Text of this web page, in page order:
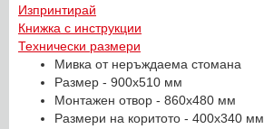
Изпринтирай
Книжка с инструкции
Технически размери
Мивка от неръждаема стомана
Размер - 900x510 мм
Монтажен отвор - 860x480 мм
Размери на коритото - 400x340 мм